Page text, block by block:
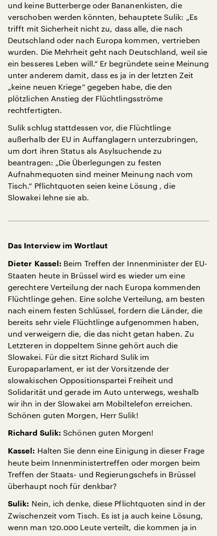
und keine Butterberge oder Bananenkisten, die
verschoben werden könnten, behauptete Sulik: „Es
trifft mit Sicherheit nicht zu, dass alle, die nach
Deutschland oder nach Europa kommen, vertrieben
wurden. Die Mehrheit geht nach Deutschland, weil sie
ein besseres Leben will.“ Er begründete seine Meinung
unter anderem damit, dass es ja in der letzten Zeit
„keine neuen Kriege“ gegeben habe, die den
plötzlichen Anstieg der Flüchtlingsströme
rechtfertigten.
Sulik schlug stattdessen vor, die Flüchtlinge
außerhalb der EU in Auffanglagern unterzubringen,
um dort ihren Status als Asylsuchende zu
beantragen: „Die Überlegungen zu festen
Aufnahmequoten sind meiner Meinung nach vom
Tisch.“ Pflichtquoten seien keine Lösung , die
Slowakei lehne sie ab.
Das Interview im Wortlaut
Dieter Kassel: Beim Treffen der Innenminister der EU-
Staaten heute in Brüssel wird es wieder um eine
gerechtere Verteilung der nach Europa kommenden
Flüchtlinge gehen. Eine solche Verteilung, am besten
nach einem festen Schlüssel, fordern die Länder, die
bereits sehr viele Flüchtlinge aufgenommen haben,
und verweigern die, die das nicht getan haben. Zu
Letzteren in doppeltem Sinne gehört auch die
Slowakei. Für die sitzt Richard Sulik im
Europaparlament, er ist der Vorsitzende der
slowakischen Oppositionspartei Freiheit und
Solidarität und gerade im Auto unterwegs, weshalb
wir ihn in der Slowakei am Mobiltelefon erreichen.
Schönen guten Morgen, Herr Sulik!
Richard Sulik: Schönen guten Morgen!
Kassel: Halten Sie denn eine Einigung in dieser Frage
heute beim Innenministertreffen oder morgen beim
Treffen der Staats- und Regierungschefs in Brüssel
überhaupt noch für denkbar?
Sulik: Nein, ich denke, diese Pflichtquoten sind in der
Zwischenzeit vom Tisch. Es ist ja auch keine Lösung,
wenn man 120.000 Leute verteilt, die kommen ja in